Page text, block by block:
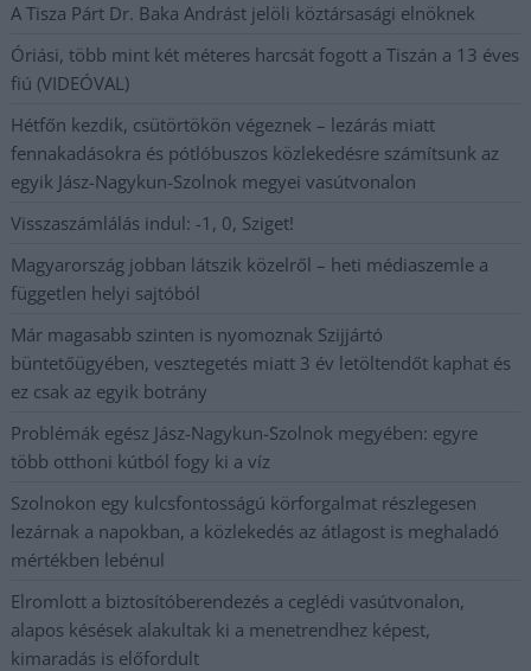
A Tisza Párt Dr. Baka Andrást jelöli köztársasági elnöknek
Óriási, több mint két méteres harcsát fogott a Tiszán a 13 éves
fiú (VIDEÓVAL)
Hétfőn kezdik, csütörtökön végeznek – lezárás miatt
fennakadásokra és pótlóbuszos közlekedésre számítsunk az
egyik Jász-Nagykun-Szolnok megyei vasútvonalon
Visszaszámlálás indul: -1, 0, Sziget!
Magyarország jobban látszik közelről – heti médiaszemle a
független helyi sajtóból
Már magasabb szinten is nyomoznak Szijjártó
büntetőügyében, vesztegetés miatt 3 év letöltendőt kaphat és
ez csak az egyik botrány
Problémák egész Jász-Nagykun-Szolnok megyében: egyre
több otthoni kútból fogy ki a víz
Szolnokon egy kulcsfontosságú körforgalmat részlegesen
lezárnak a napokban, a közlekedés az átlagost is meghaladó
mértékben lebénul
Elromlott a biztosítóberendezés a ceglédi vasútvonalon,
alapos késések alakultak ki a menetrendhez képest,
kimaradás is előfordult